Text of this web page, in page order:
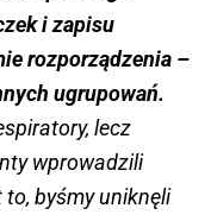
i zapisu
rozporządzenia –
ugrupowań.
lecz
wprowadzili
byśmy uniknęli